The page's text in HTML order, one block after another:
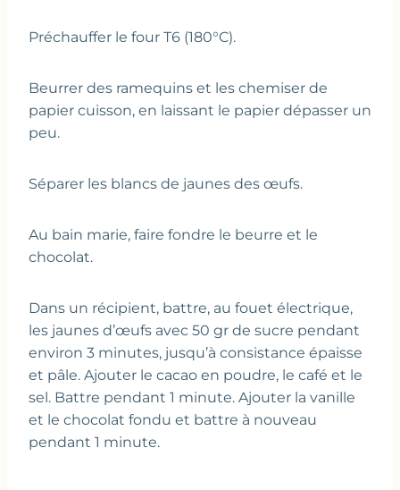
Préchauffer le four T6 (180°C).
Beurrer des ramequins et les chemiser de
papier cuisson, en laissant le papier dépasser un
peu.
Séparer les blancs de jaunes des œufs.
Au bain marie, faire fondre le beurre et le
chocolat.
Dans un récipient, battre, au fouet électrique,
les jaunes d’œufs avec 50 gr de sucre pendant
environ 3 minutes, jusqu’à consistance épaisse
et pâle. Ajouter le cacao en poudre, le café et le
sel. Battre pendant 1 minute. Ajouter la vanille
et le chocolat fondu et battre à nouveau
pendant 1 minute.